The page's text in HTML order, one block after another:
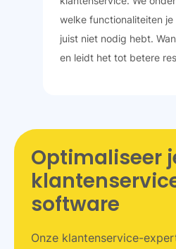
welke functionaliteiten
juist niet nodig hebt.
en leidt het tot betere
Optimaliseer
software
Onze klantenservice-